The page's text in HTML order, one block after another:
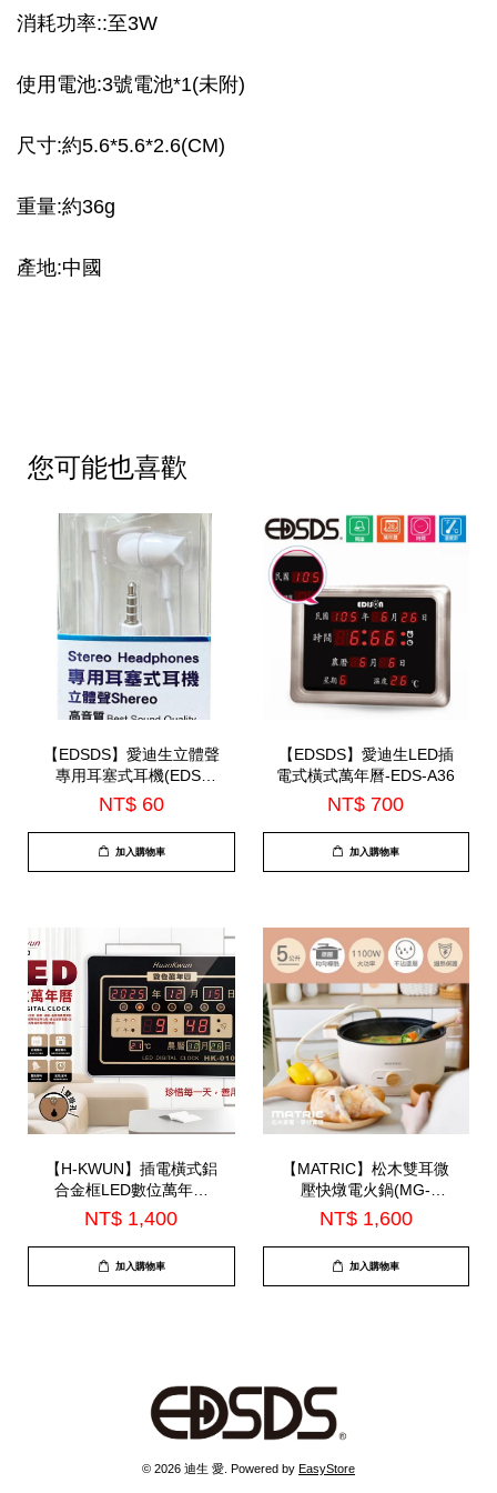
消耗功率::至3W
使用電池:3號電池*1(未附)
尺寸:約5.6*5.6*2.6(CM)
重量:約36g
產地:中國
您可能也喜歡
【EDSDS】愛迪生立體聲
專用耳塞式耳機(EDS-
C514)
NT$ 60
加入購物車
【EDSDS】愛迪生LED插
電式橫式萬年曆-EDS-A36
NT$ 700
加入購物車
【H-KWUN】插電橫式鋁
合金框LED數位萬年曆
(HK-010)
NT$ 1,400
加入購物車
【MATRIC】松木雙耳微
壓快燉電火鍋(MG-
EH0511)
NT$ 1,600
加入購物車
© 2026 迪生 愛. Powered by EasyStore